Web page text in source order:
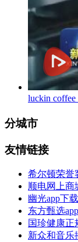
luckin
分城市
友情链接
希尔顿荣誉
顺电网上商
幽光app下
东方甄选
国珍健康正
新众和音乐